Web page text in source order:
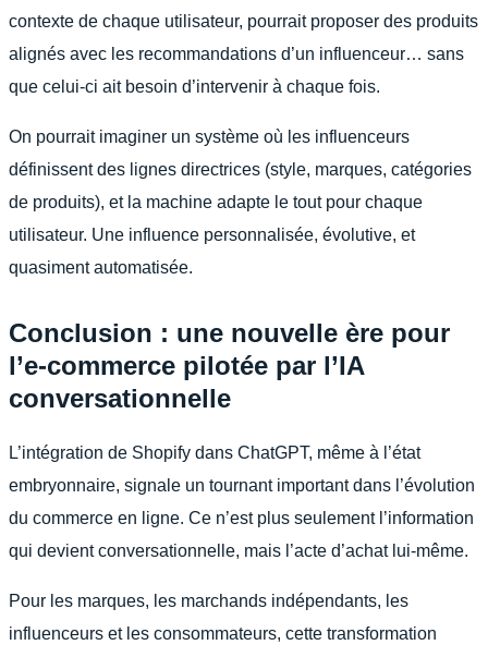
contexte de chaque utilisateur, pourrait proposer des produits
alignés avec les recommandations d’un influenceur… sans
que celui-ci ait besoin d’intervenir à chaque fois.
On pourrait imaginer un système où les influenceurs
définissent des lignes directrices (style, marques, catégories
de produits), et la machine adapte le tout pour chaque
utilisateur. Une influence personnalisée, évolutive, et
quasiment automatisée.
Conclusion : une nouvelle ère pour
l’e-commerce pilotée par l’IA
conversationnelle
L’intégration de Shopify dans ChatGPT, même à l’état
embryonnaire, signale un tournant important dans l’évolution
du commerce en ligne. Ce n’est plus seulement l’information
qui devient conversationnelle, mais l’acte d’achat lui-même.
Pour les marques, les marchands indépendants, les
influenceurs et les consommateurs, cette transformation